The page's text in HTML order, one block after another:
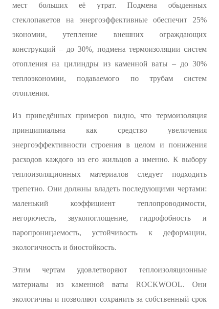
мест больших её утрат. Подмена обыденных
стеклопакетов на энергоэффективные обеспечит 25%
экономии, утепление внешних ограждающих
конструкций – до 30%, подмена термоизоляции систем
отопления на цилиндры из каменной ваты – до 30%
теплоэкономии, подаваемого по трубам систем
отопления.
Из приведённых примеров видно, что термоизоляция
принципиальна как средство увеличения
энергоэффективности строения в целом и понижения
расходов каждого из его жильцов а именно. К выбору
теплоизоляционных материалов следует подходить
трепетно. Они должны владеть последующими чертами:
маленький коэффициент теплопроводимости,
негорючесть, звукопоглощение, гидрофобность и
паропроницаемость, устойчивость к деформации,
экологичность и биостойкость.
Этим чертам удовлетворяют теплоизоляционные
материалы из каменной ваты ROCKWOOL. Они
экологичны и позволяют сохранить за собственный срок